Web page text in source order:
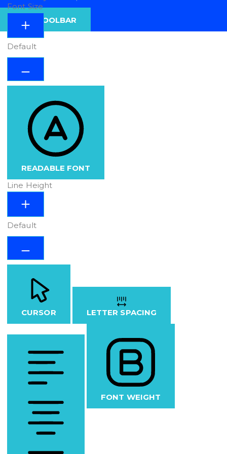
HIDE TOOLBAR
Font Size
Default
READABLE FONT
Line Height
Default
CURSOR LETTER SPACING
FONT WEIGHT